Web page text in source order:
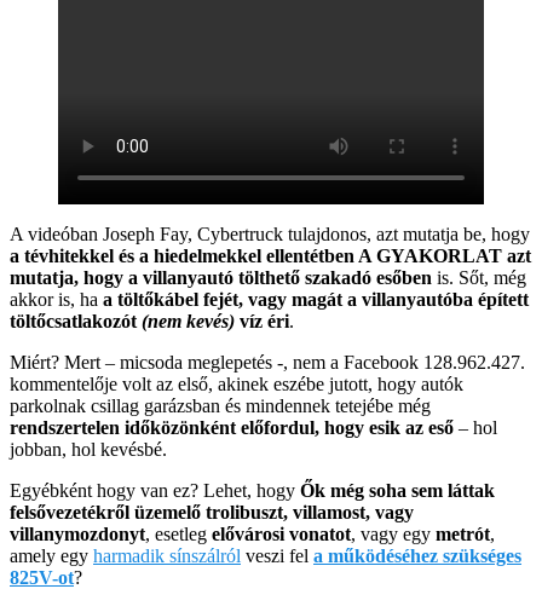
A videóban Joseph Fay, Cybertruck tulajdonos, azt mutatja be, hogy
a tévhitekkel és a hiedelmekkel ellentétben A GYAKORLAT azt
mutatja, hogy a villanyautó tölthető szakadó esőben is. Sőt, még
akkor is, ha a töltőkábel fejét, vagy magát a villanyautóba épített
töltőcsatlakozót (nem kevés) víz éri.
Miért? Mert – micsoda meglepetés -, nem a Facebook 128.962.427.
kommentelője volt az első, akinek eszébe jutott, hogy autók
parkolnak csillag garázsban és mindennek tetejébe még
rendszertelen időközönként előfordul, hogy esik az eső – hol
jobban, hol kevésbé.
Egyébként hogy van ez? Lehet, hogy Ők még soha sem láttak
felsővezetékről üzemelő trolibuszt, villamost, vagy
villanymozdonyt, esetleg elővárosi vonatot, vagy egy metrót,
amely egy harmadik sínszálról veszi fel a működéséhez szükséges
825V-ot?